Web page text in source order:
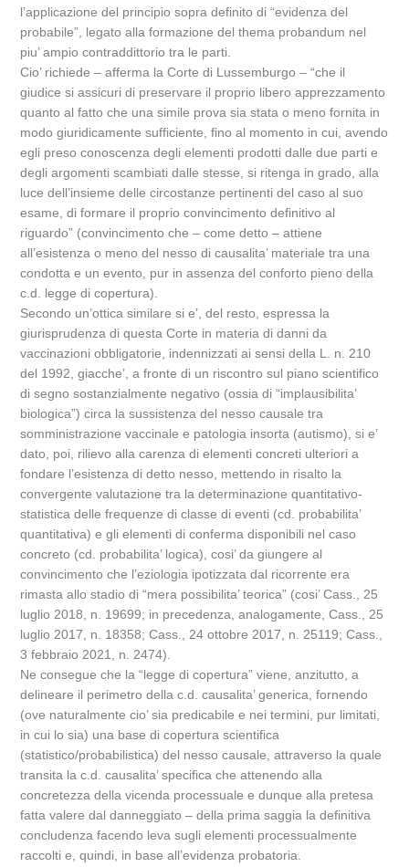
l’applicazione del principio sopra definito di “evidenza del
probabile”, legato alla formazione del thema probandum nel
piu’ ampio contraddittorio tra le parti.
Cio’ richiede – afferma la Corte di Lussemburgo – “che il
giudice si assicuri di preservare il proprio libero apprezzamento
quanto al fatto che una simile prova sia stata o meno fornita in
modo giuridicamente sufficiente, fino al momento in cui, avendo
egli preso conoscenza degli elementi prodotti dalle due parti e
degli argomenti scambiati dalle stesse, si ritenga in grado, alla
luce dell’insieme delle circostanze pertinenti del caso al suo
esame, di formare il proprio convincimento definitivo al
riguardo” (convincimento che – come detto – attiene
all’esistenza o meno del nesso di causalita’ materiale tra una
condotta e un evento, pur in assenza del conforto pieno della
c.d. legge di copertura).
Secondo un’ottica similare si e’, del resto, espressa la
giurisprudenza di questa Corte in materia di danni da
vaccinazioni obbligatorie, indennizzati ai sensi della L. n. 210
del 1992, giacche’, a fronte di un riscontro sul piano scientifico
di segno sostanzialmente negativo (ossia di “implausibilita’
biologica”) circa la sussistenza del nesso causale tra
somministrazione vaccinale e patologia insorta (autismo), si e’
dato, poi, rilievo alla carenza di elementi concreti ulteriori a
fondare l’esistenza di detto nesso, mettendo in risalto la
convergente valutazione tra la determinazione quantitativo-
statistica delle frequenze di classe di eventi (cd. probabilita’
quantitativa) e gli elementi di conferma disponibili nel caso
concreto (cd. probabilita’ logica), cosi’ da giungere al
convincimento che l’eziologia ipotizzata dal ricorrente era
rimasta allo stadio di “mera possibilita’ teorica” (cosi’ Cass., 25
luglio 2018, n. 19699; in precedenza, analogamente, Cass., 25
luglio 2017, n. 18358; Cass., 24 ottobre 2017, n. 25119; Cass.,
3 febbraio 2021, n. 2474).
Ne consegue che la “legge di copertura” viene, anzitutto, a
delineare il perimetro della c.d. causalita’ generica, fornendo
(ove naturalmente cio’ sia predicabile e nei termini, pur limitati,
in cui lo sia) una base di copertura scientifica
(statistico/probabilistica) del nesso causale, attraverso la quale
transita la c.d. causalita’ specifica che attenendo alla
concretezza della vicenda processuale e dunque alla pretesa
fatta valere dal danneggiato – della prima saggia la definitiva
concludenza facendo leva sugli elementi processualmente
raccolti e, quindi, in base all’evidenza probatoria.